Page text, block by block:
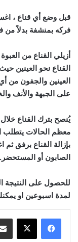
قبل وضع أي قناع ،
فركه بمنشفة بدلاً من
أزيلي القناع من
القناع نحو العينين
العينين والجفون من
على الجبهة والأنف
يُنصح بترك القناع
معظم الحالات يتطلب
بإزالة القناع برفق
الصابون أو المستحضر.
للحصول على النتيجة
لمدة اسبوعين او